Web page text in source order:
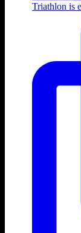
Triathlon is